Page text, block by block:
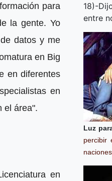
para
la gente. Yo
datos y me
en Big
en diferentes
en
el área".
en
18)-
entre
Luz
percibir